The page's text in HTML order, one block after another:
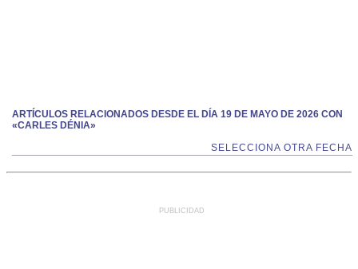
ARTÍCULOS RELACIONADOS DESDE EL DÍA 19 DE MAYO DE 2026 CON
«CARLES DÉNIA»
SELECCIONA OTRA FECHA
PUBLICIDAD